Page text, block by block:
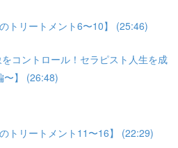
トリートメント6〜10】 (25:46)
コントロール！セラピスト人生を成
〜】 (26:48)
トリートメント11〜16】 (22:29)